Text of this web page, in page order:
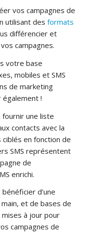
vos campagnes de
utilisant des formats
différencier et
campagnes.
votre base
mobiles et SMS
de marketing
également !
une liste
contacts avec la
en fonction de
SMS représentent
de
enrichi.
d’une
main, et de bases de
à jour pour
campagnes de